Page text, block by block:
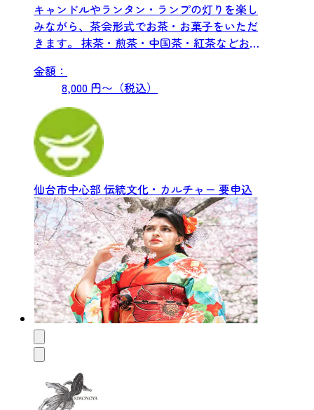
キャンドルやランタン・ランプの灯りを楽し
みながら、茶会形式でお茶・お菓子をいただ
きます。 抹茶・煎茶・中国茶・紅茶などお好
金額：
8,000 円〜（税込）
仙台市中心部 伝統文化・カルチャー 要申込